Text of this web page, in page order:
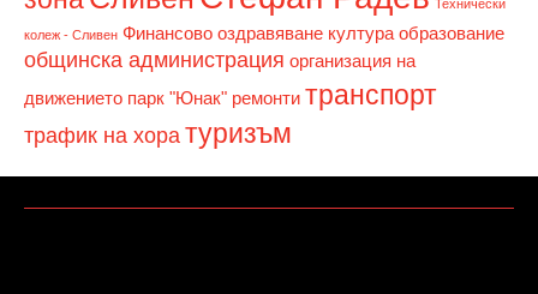
Технически
колеж - Сливен Финансово оздравяване култура образование
общинска администрация организация на
движението парк "Юнак" ремонти транспорт
трафик на хора туризъм